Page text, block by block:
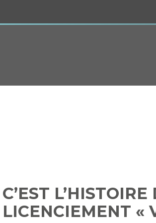
C’EST
LICENCIEMENT «